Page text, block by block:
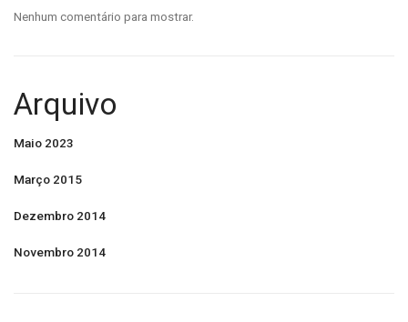
Nenhum comentário para mostrar.
Arquivo
Maio 2023
Março 2015
Dezembro 2014
Novembro 2014